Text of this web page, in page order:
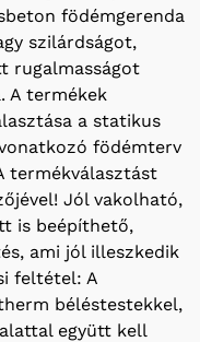
födémgerenda
szilárdságot,
rugalmasságot
A termékek
a statikus
födémterv
termékválasztást
Jól vakolható,
is beépíthető,
ami jól illeszkedik
feltétel: A
béléstestekkel,
együtt kell